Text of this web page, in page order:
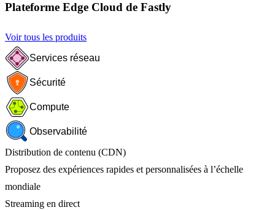
Plateforme Edge Cloud de Fastly
Voir tous les produits
Services réseau
Sécurité
Compute
Observabilité
Distribution de contenu (CDN)
Proposez des expériences rapides et personnalisées à l’échelle
mondiale
Streaming en direct